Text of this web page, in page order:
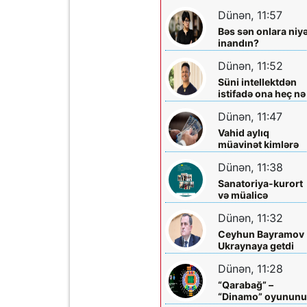
Dünən, 11:57
Bəs sən onlara
inandın?
Dünən, 11:52
Süni intellektdən
istifadə ona heç nə
qazandırmadı...
Dünən, 11:47
Vahid aylıq
müavinət kimlərə
verilir? - Dövlət
Komitəsindən
açıqlama vahid-
ayliq-muavinet-
kimlere-verilir
Dünən, 11:38
Sanatoriya-kurort
və müalicə
mərkəzlərinə yola
salındılar
Dünən, 11:32
Ceyhun Bayramov
Ukraynaya getdi
Dünən, 11:28
“Qarabağ” –
“Dinamo”